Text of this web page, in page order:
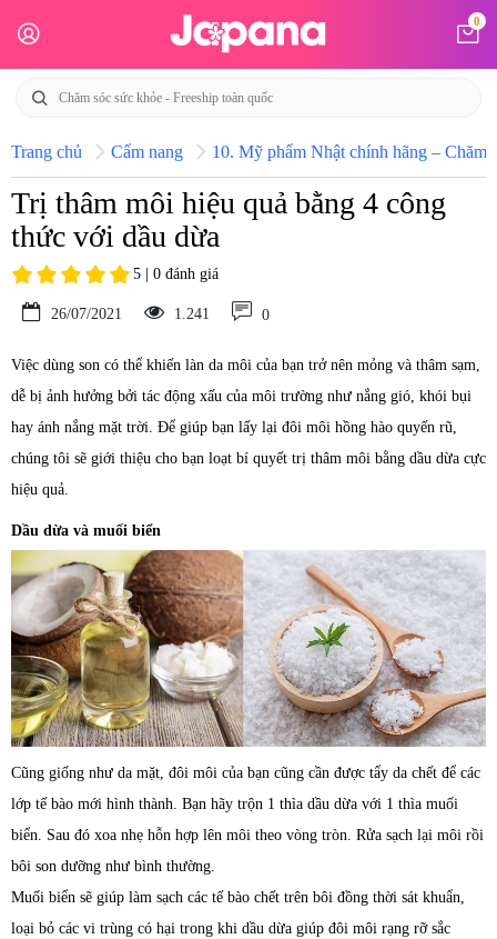
0
Trang chủ Cẩm nang 10. Mỹ phẩm Nhật chính hãng – Chăm
Trị thâm môi hiệu quả bằng 4 công
thức với dầu dừa
5 | 0 đánh giá
26/07/2021 1.241 0
Việc dùng son có thể khiến làn da môi của bạn trở nên mỏng và thâm sạm,
dễ bị ảnh hưởng bởi tác động xấu của môi trường như nắng gió, khói bụi
hay ánh nắng mặt trời. Để giúp bạn lấy lại đôi môi hồng hào quyến rũ,
chúng tôi sẽ giới thiệu cho bạn loạt bí quyết trị thâm môi bằng dầu dừa cực
hiệu quả.
Dầu dừa và muối biển
Cũng giống như da mặt, đôi môi của bạn cũng cần được tẩy da chết để các
lớp tế bào mới hình thành. Bạn hãy trộn 1 thìa dầu dừa với 1 thìa muối
biển. Sau đó xoa nhẹ hỗn hợp lên môi theo vòng tròn. Rửa sạch lại môi rồi
bôi son dưỡng như bình thường.
Muối biển sẽ giúp làm sạch các tế bào chết trên bôi đồng thời sát khuẩn,
loại bỏ các vi trùng có hại trong khi dầu dừa giúp đôi môi rạng rỡ sắc